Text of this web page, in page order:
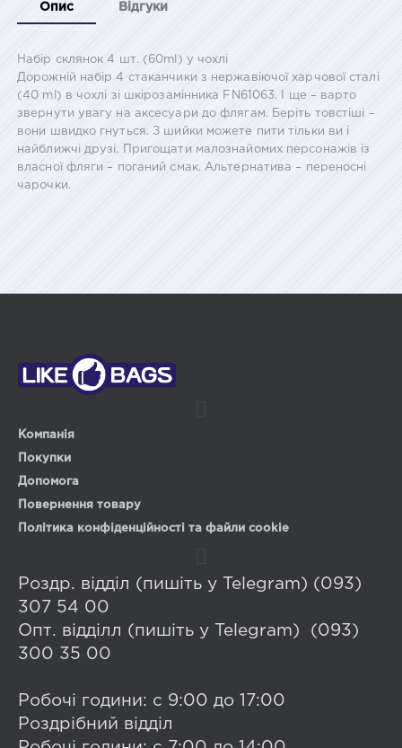
Опис Відгуки
Набір склянок 4 шт. (60ml) у чохлі
Дорожній набір 4 стаканчики з нержавіючої харчової сталі
(40 ml) в чохлі зі шкірозамінника FN61063. І ще – варто
звернути увагу на аксесуари до флягам. Беріть товстіші –
вони швидко гнуться. З шийки можете пити тільки ви і
найближчі друзі. Пригощати малознайомих персонажів із
власної фляги – поганий смак. Альтернатива – переносні
чарочки.
Компанія
Покупки
Допомога
Повернення товару
Політика конфіденційності та файли cookie
Роздр. відділ (пишіть у Telegram) (093)
307 54 00
Опт. відділл (пишіть у Telegram) (093)
300 35 00
Робочі години: с 9:00 до 17:00
Роздрібний відділ